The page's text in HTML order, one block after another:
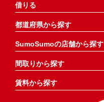
借りる
都道府県から探す
SumoSumoの店舗から探す
間取りから探す
賃料から探す